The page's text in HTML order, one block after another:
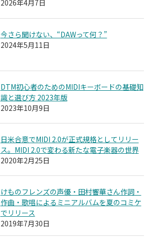
2026年4月7日
今さら聞けない、“DAWって何？”
2024年5月11日
DTM初心者のためのMIDIキーボードの基礎知
識と選び方 2023年版
2023年10月9日
日米合意でMIDI 2.0が正式規格としてリリー
ス。MIDI 2.0で変わる新たな電子楽器の世界
2020年2月25日
けものフレンズの声優・田村響華さん作詞・
作曲・歌唱によるミニアルバムを夏のコミケ
でリリース
2019年7月30日